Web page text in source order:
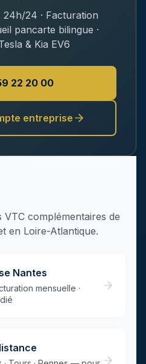
24h/24 · Facturation
pancarte bilingue ·
& Kia EV6
22 20 00
entreprise
complémentaires de
en Loire-Atlantique.
Nantes
mensuelle ·